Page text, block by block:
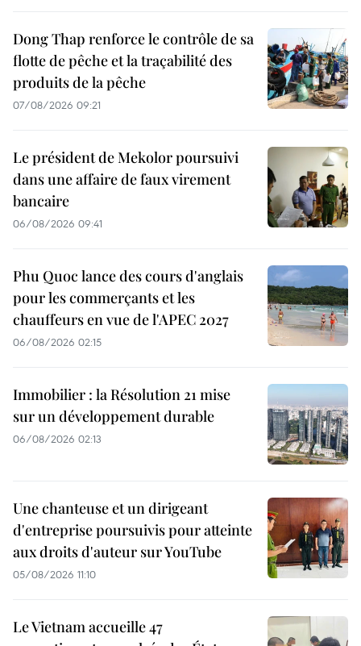
Dong Thap renforce le contrôle de sa
flotte de pêche et la traçabilité des
produits de la pêche
07/08/2026 09:21
Le président de Mekolor poursuivi
dans une affaire de faux virement
bancaire
06/08/2026 09:41
Phu Quoc lance des cours d'anglais
pour les commerçants et les
chauffeurs en vue de l'APEC 2027
06/08/2026 02:15
Immobilier : la Résolution 21 mise
sur un développement durable
06/08/2026 02:13
Une chanteuse et un dirigeant
d'entreprise poursuivis pour atteinte
aux droits d'auteur sur YouTube
05/08/2026 11:10
Le Vietnam accueille 47